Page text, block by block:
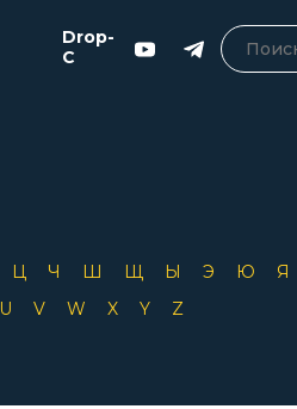
Drop-
C
Ц Ч Ш Щ Ы Э Ю
Я
U V W X Y Z